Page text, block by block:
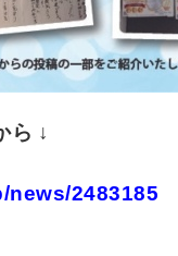
ら ↓
news/2483185